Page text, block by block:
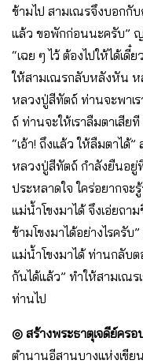
ข้ามไป สามเณรจึงบอกกั
แล้ว ขอพักก่อนนะครับ”
“เฉย ๆ ไว้ ต้องไปให้ได้เดี๋
ให้สามเณรกลับหลังหัน ห
หลวงปู่สีทัตถ์ ท่านจะพาเร
ถ์ ท่านจะให้เราลืมตาเสี
“เอ้า! ถึงแล้ว ให้ลืมตาได้
หลวงปู่สีทัตถ์ กําลังยืนอยู่
ประหลาดใจ ใคร่อยากจ
แม่น้ำโขงมาได้ จึงเอ่ยถา
ข้ามโขงมาได้อย่างไรครั
แม่น้ำโขงมาได้ ท่านกลับต
กันได้แล้ว” ทําให้สามเณ
ท่านไป
◎ สร้างพระธาตุเจดีย์คร
ตํานานอีสานบางแห่งเขีย